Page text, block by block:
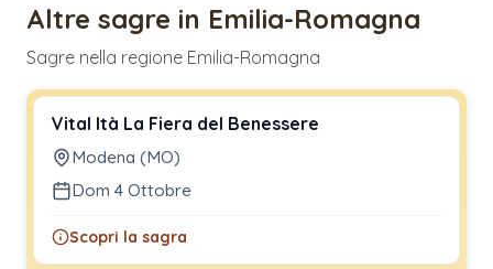
Altre sagre in Emilia-Romagna
Sagre nella regione Emilia-Romagna
Vital Ità La Fiera del Benessere
Modena (MO)
Dom 4 Ottobre
Scopri la sagra